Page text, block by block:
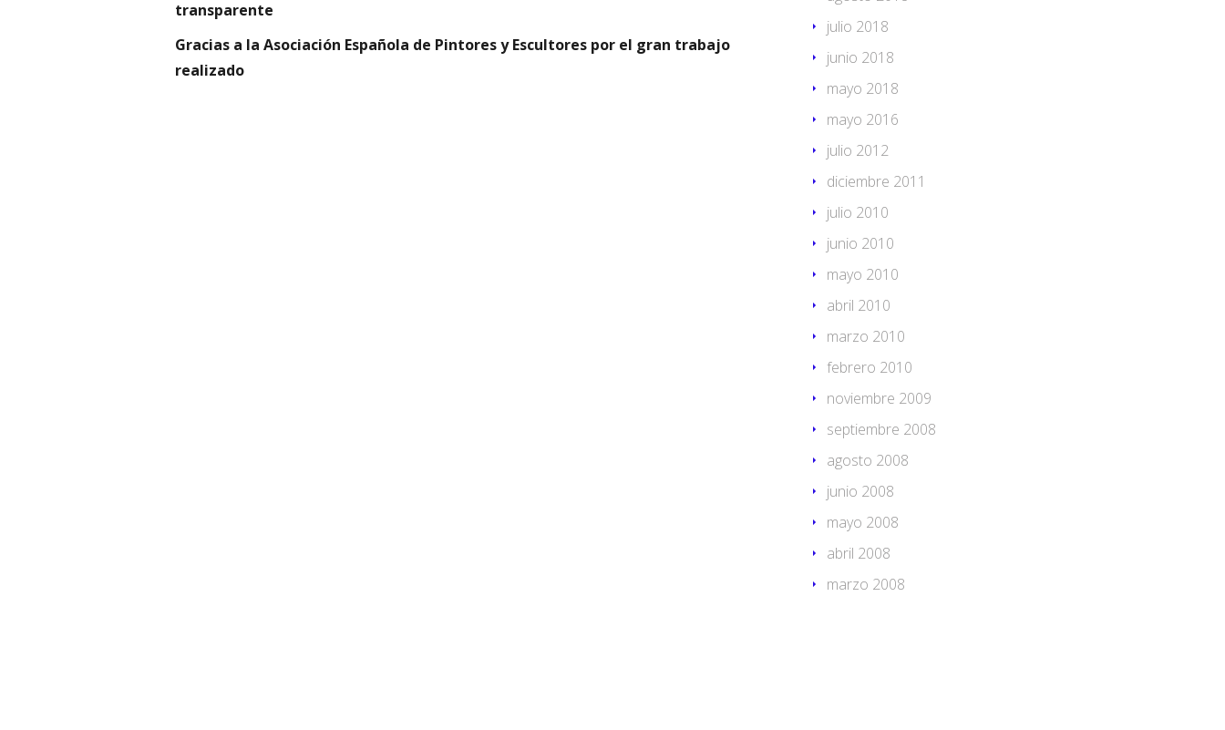
transparente
Gracias a la Asociación Española de Pintores y Escultores por el gran trabajo
realizado
julio 2018
junio 2018
mayo 2018
mayo 2016
julio 2012
diciembre 2011
julio 2010
junio 2010
mayo 2010
abril 2010
marzo 2010
febrero 2010
noviembre 2009
septiembre 2008
agosto 2008
junio 2008
mayo 2008
abril 2008
marzo 2008